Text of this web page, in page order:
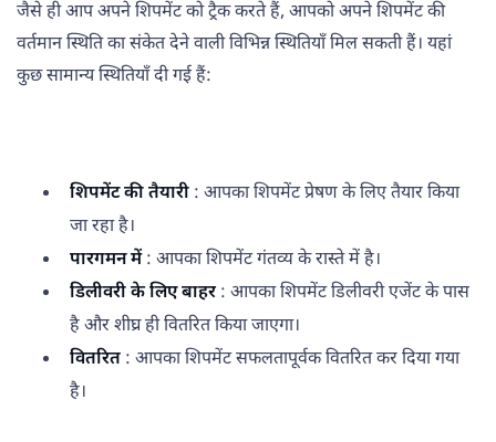
जैसे ही आप अपने शिपमेंट को ट्रैक करते हैं, आपको अपने शिपमेंट की
वर्तमान स्थिति का संकेत देने वाली विभिन्न स्थितियाँ मिल सकती हैं। यहां
कुछ सामान्य स्थितियाँ दी गई हैं:
शिपमेंट की तैयारी : आपका शिपमेंट प्रेषण के लिए तैयार किया
जा रहा है।
पारगमन में: आपका शिपमेंट गंतव्य के रास्ते में है।
डिलीवरी के लिए बाहर: आपका शिपमेंट डिलीवरी एजेंट के पास
है और शीघ्र ही वितरित किया जाएगा।
वितरित : आपका शिपमेंट सफलतापूर्वक वितरित कर दिया गया
है।